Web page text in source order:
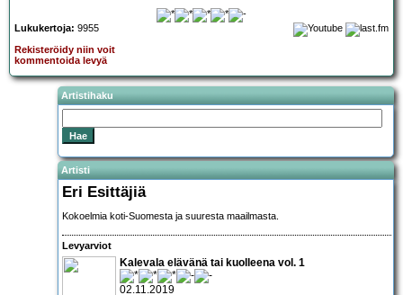
Lukukertoja: 9955
Rekisteröidy niin voit
kommentoida levyä
Artistihaku
Artisti
Eri Esittäjiä
Kokoelmia koti-Suomesta ja suuresta maailmasta.
Levyarviot
Kalevala elävänä tai kuolleena vol. 1
02.11.2019